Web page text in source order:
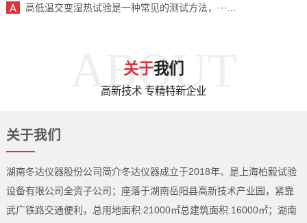
高低温交变湿热试验是一种常见的测试方法，···...
ABOUT
关于我们
高新技术 专精特新企业
关于我们
湖南冬达仪器股份公司简介冬达仪器成立于2018年、是上海柏毅试验
设备有限公司全资子公司；座落于湖南岳阳县高新技术产业园，紧靠
武广铁路交通便利，总用地面积:21000㎡总建筑面积:16000㎡；湖南